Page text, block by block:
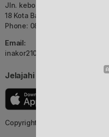
Jln. kebon Jati, Komplek Ruko
18 Kota Bandung, Jawa Barat
Phone: 082116055552
Email:
inakor2105@gmail.com
Jelajahi Berita di Apps
Copyright © 2025 inakor.id. All